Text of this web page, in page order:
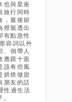
也與星座
旅行同時
，最後卻
燈籠透出
有點急性
容詞以外
、倒帶人
應跟十面
該有些風
烘焙做甜
朋友的話
性過生活